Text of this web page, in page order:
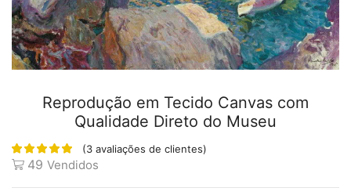
Reprodução em Tecido Canvas com
Qualidade Direto do Museu
(3 avaliações de clientes)
49 Vendidos